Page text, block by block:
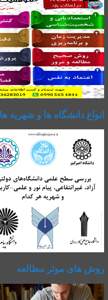
انواع دانشگاه ها و شهریه ها
روش های موثر مطالعه